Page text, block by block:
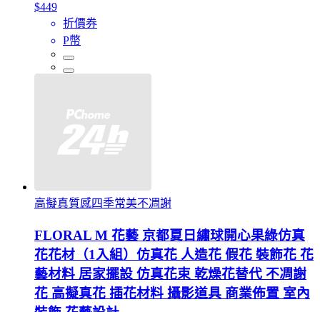
$449
折價券
P幣
高擬真質感四季常美不凋謝
FLORAL M 花藝 京都夏日繡球開心果綠仿真
花花材（1入組）仿真花 人造花 假花 裝飾花 花
藝材料 居家擺設 仿真花束 乾燥花替代 不凋謝
花 高擬真花 插花材料 攝影道具 商業佈置 室內